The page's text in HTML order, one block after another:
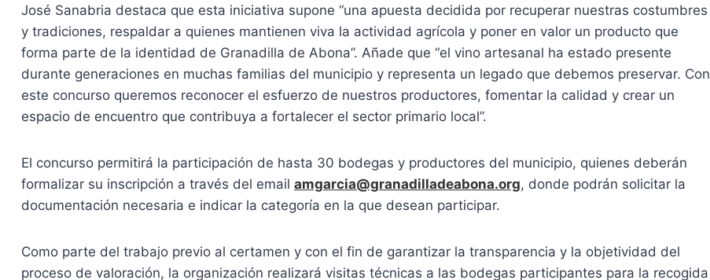
José Sanabria destaca que esta iniciativa supone “una apuesta decidida por recuperar nuestras costumbres
y tradiciones, respaldar a quienes mantienen viva la actividad agrícola y poner en valor un producto que
forma parte de la identidad de Granadilla de Abona”. Añade que “el vino artesanal ha estado presente
durante generaciones en muchas familias del municipio y representa un legado que debemos preservar. Con
este concurso queremos reconocer el esfuerzo de nuestros productores, fomentar la calidad y crear un
espacio de encuentro que contribuya a fortalecer el sector primario local”.
El concurso permitirá la participación de hasta 30 bodegas y productores del municipio, quienes deberán
formalizar su inscripción a través del email amgarcia@granadilladeabona.org, donde podrán solicitar la
documentación necesaria e indicar la categoría en la que desean participar.
Como parte del trabajo previo al certamen y con el fin de garantizar la transparencia y la objetividad del
proceso de valoración, la organización realizará visitas técnicas a las bodegas participantes para la recogida